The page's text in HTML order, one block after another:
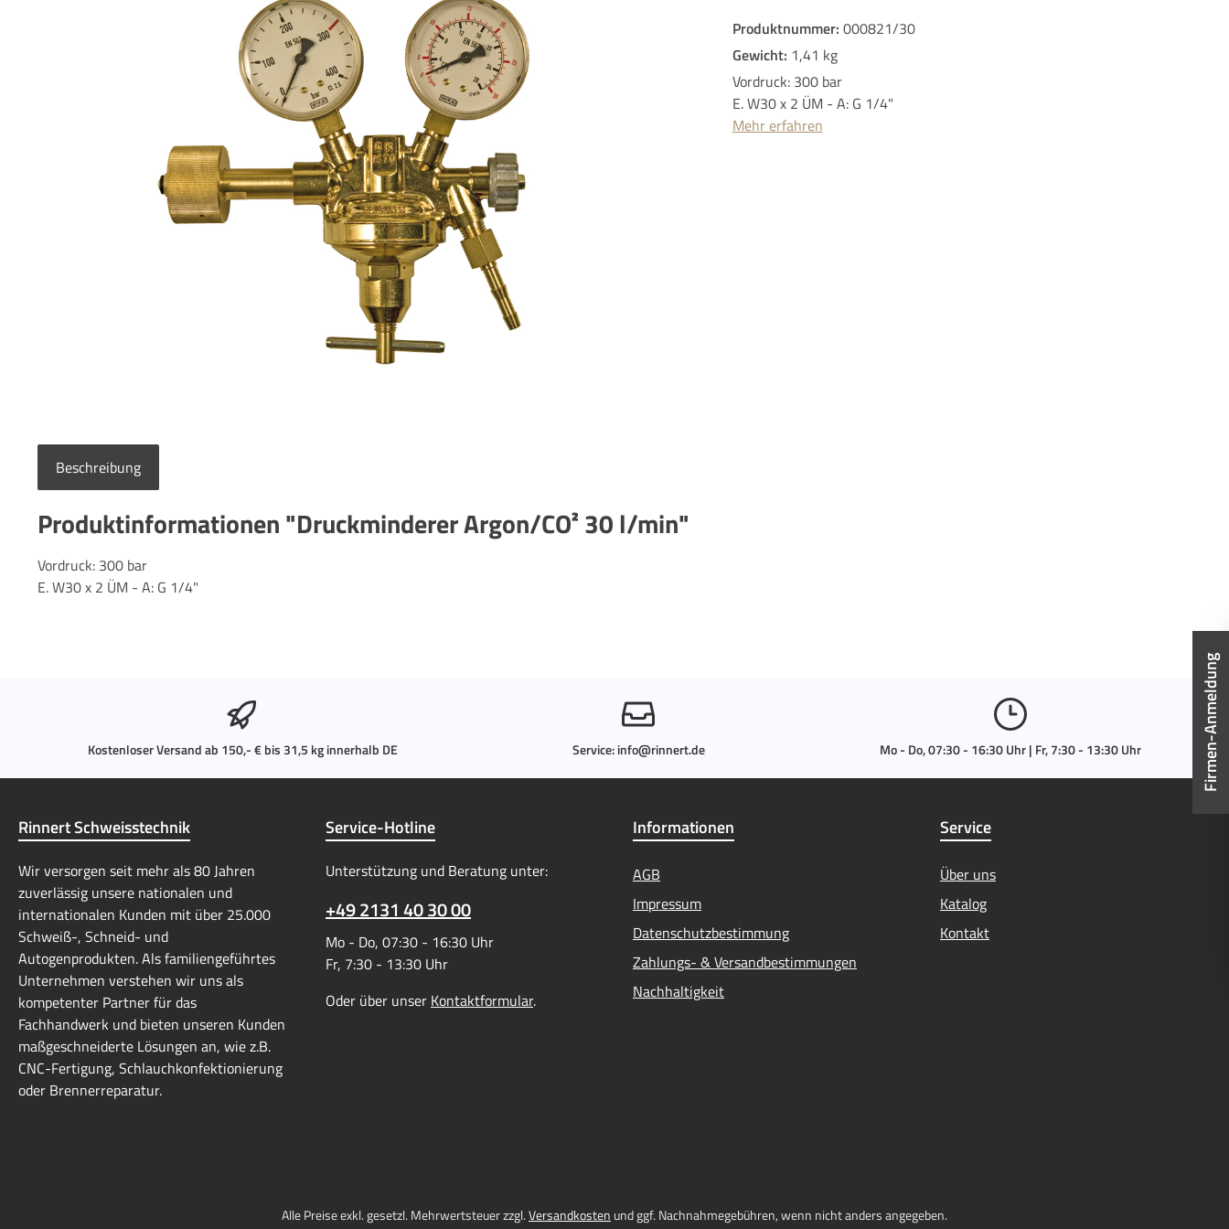
Produktnummer: 000821/30
Gewicht: 1,41 kg
Vordruck: 300 bar
E. W30 x 2 ÜM - A: G 1/4"
Mehr erfahren
Beschreibung
Produktinformationen "Druckminderer Argon/CO² 30 l/min"
Vordruck: 300 bar
E. W30 x 2 ÜM - A: G 1/4"
Kostenloser Versand ab 150,- € bis 31,5 kg innerhalb DE Service:info@rinnert.de Mo - Do, 07:30 - 16:30 Uhr | Fr, 7:30 - 13:30 Uhr
Rinnert Schweisstechnik
Wir versorgen seit mehr als 80 Jahren
zuverlässig unsere nationalen und
internationalen Kunden mit über 25.000
Schweiß-, Schneid- und
Autogenprodukten. Als familiengeführtes
Unternehmen verstehen wir uns als
kompetenter Partner für das
Fachhandwerk und bieten unseren Kunden
maßgeschneiderte Lösungen an, wie z.B.
CNC-Fertigung, Schlauchkonfektionierung
oder Brennerreparatur.
Service-Hotline
Unterstützung und Beratung unter:
+49 2131 40 30 00
Mo - Do, 07:30 - 16:30 Uhr
Fr, 7:30 - 13:30 Uhr
Oder über unser Kontaktformular.
Informationen
AGB
Impressum
Datenschutzbestimmung
Zahlungs- & Versandbestimmungen
Nachhaltigkeit
Service
Über uns
Katalog
Kontakt
Alle Preise exkl. gesetzl. Mehrwertsteuer zzgl.Versandkosten und ggf. Nachnahmegebühren, wenn nicht anders angegeben.
Firmen-Anmeldung